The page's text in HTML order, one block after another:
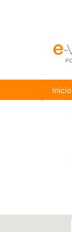
Inicio